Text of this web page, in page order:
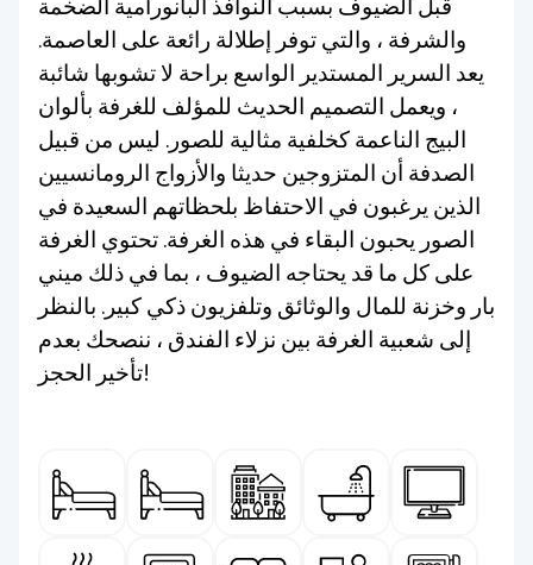
قبل الضيوف بسبب النوافذ البانورامية الضخمة
والشرفة ، والتي توفر إطلالة رائعة على العاصمة.
يعد السرير المستدير الواسع براحة لا تشوبها شائبة
، ويعمل التصميم الحديث للمؤلف للغرفة بألوان
البيج الناعمة كخلفية مثالية للصور. ليس من قبيل
الصدفة أن المتزوجين حديثا والأزواج الرومانسيين
الذين يرغبون في الاحتفاظ بلحظاتهم السعيدة في
الصور يحبون البقاء في هذه الغرفة. تحتوي الغرفة
على كل ما قد يحتاجه الضيوف ، بما في ذلك ميني
بار وخزنة للمال والوثائق وتلفزيون ذكي كبير. بالنظر
إلى شعبية الغرفة بين نزلاء الفندق ، ننصحك بعدم
تأخير الحجز!